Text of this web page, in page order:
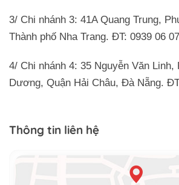
3/ Chi nhánh 3: 41A Quang Trung,
Thành phố Nha Trang. ĐT: 0939 06
4/ Chi nhánh 4: 35 Nguyễn Văn Linh,
Dương, Quận Hải Châu, Đà Nẵng.
Thông tin liên hệ